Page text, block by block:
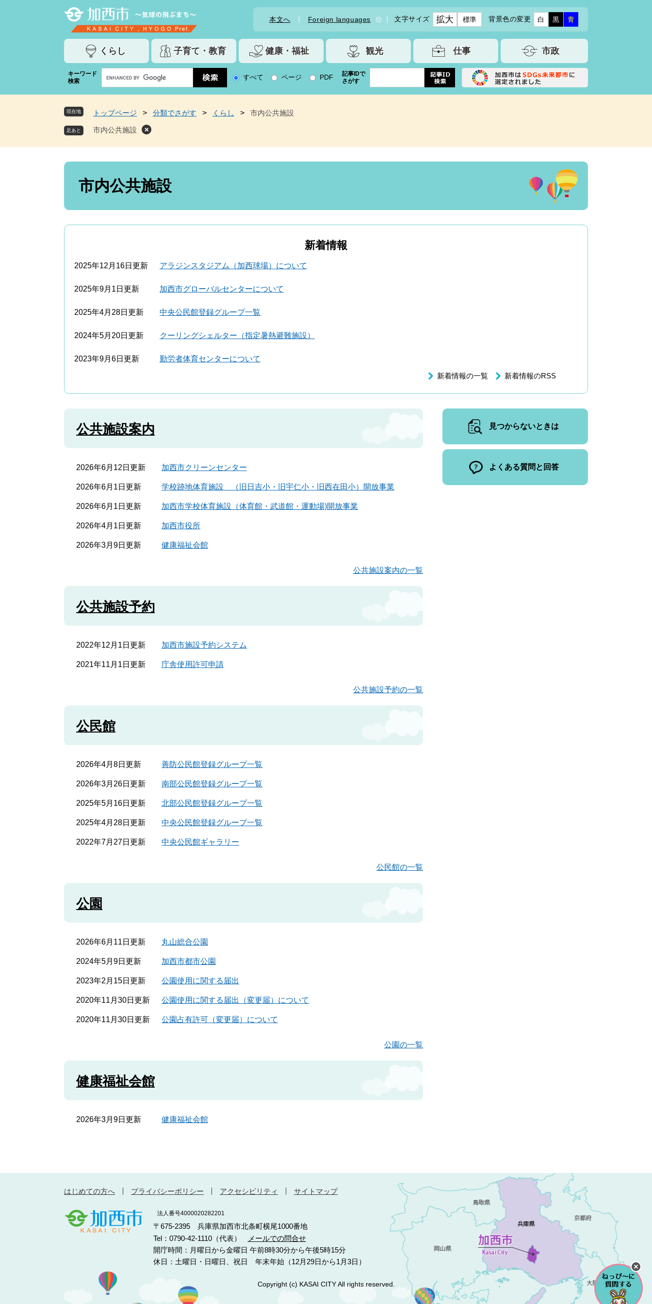
本文へ Foreign languages 文字サイズ 拡大 標準 背景色の変更 白 黒 青
くらし 子育て・教育 健康・福祉 観光 仕事 市政
キーワード
検索
o
l
カ
索
すべて ページ PDF
記事IDで
さがす
現在地 トップページ > 分類でさがす > くらし > 市内公共施設
市内公共施設
本
市内公共施設
新着情報
2025年12月16日更新 アラジンスタジアム（加西球場）について
2025年9月1日更新 加西市グローバルセンターについて
2025年4月28日更新 中央公民館登録グループ一覧
2024年5月20日更新 クーリングシェルター（指定暑熱避難施設）
2023年9月6日更新 勤労者体育センターについて
新着情報の一覧 新着情報のRSS
公共施設案内
2026年6月12日更新 加西市クリーンセンター
2026年6月1日更新 学校跡地体育施設 （旧日吉小・旧宇仁小・旧西在田小）開放事業
2026年6月1日更新 加西市学校体育施設（体育館・武道館・運動場)開放事業
2026年4月1日更新 加西市役所
2026年3月9日更新 健康福祉会館
公共施設案内の一覧
公共施設予約
2022年12月1日更新 加西市施設予約システム
2021年11月1日更新 庁舎使用許可申請
公共施設予約の一覧
公民館
2026年4月8日更新 善防公民館登録グループ一覧
2026年3月26日更新 南部公民館登録グループ一覧
2025年5月16日更新 北部公民館登録グループ一覧
2025年4月28日更新 中央公民館登録グループ一覧
2022年7月27日更新 中央公民館ギャラリー
公民館の一覧
公園
2026年6月11日更新 丸山総合公園
2024年5月9日更新 加西市都市公園
2023年2月15日更新 公園使用に関する届出
2020年11月30日更新 公園使用に関する届出（変更届）について
2020年11月30日更新 公園占有許可（変更届）について
公園の一覧
健康福祉会館
2026年3月9日更新 健康福祉会館
見つからないときは
よくある質問と回答
はじめての方へ プライバシーポリシー アクセシビリティ サイトマップ
法人番号4000020282201
〒675-2395 兵庫県加西市北条町横尾1000番地
Tel：0790-42-1110（代表）
メールでの問合せ
開庁時間：月曜日から金曜日 午前8時30分から午後5時15分
休日：土曜日・日曜日、祝日 年末年始（12月29日から1月3日）
Copyright (c) KASAI CITY All rights reserved.